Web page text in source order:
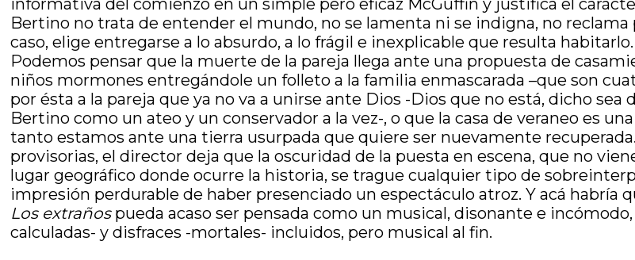
informativa del comienzo en un simple pero eficaz McGuffin y justifica el
Bertino no trata de entender el mundo, no se lamenta ni se indigna, no
caso, elige entregarse a lo absurdo, a lo frágil e inexplicable que resulta
Podemos pensar que la muerte de la pareja llega ante una propuesta de
niños mormones entregándole un folleto a la familia enmascarada –que son
por ésta a la pareja que ya no va a unirse ante Dios -Dios que no está, dicho
Bertino como un ateo y un conservador a la vez-, o que la casa de veraneo es
tanto estamos ante una tierra usurpada que quiere ser nuevamente
provisorias, el director deja que la oscuridad de la puesta en escena, que no
lugar geográfico donde ocurre la historia, se trague cualquier tipo de
impresión perdurable de haber presenciado un espectáculo atroz. Y acá habría
Los extrañospueda acaso ser pensada como un musical, disonante e
calculadas- y disfraces -mortales- incluidos, pero musical al fin.